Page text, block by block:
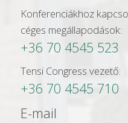
Konferenciákhoz
céges megállapodások:
+36 70 4545 523
Tensi Congress vezető:
+36 70 4545 710
E-mail